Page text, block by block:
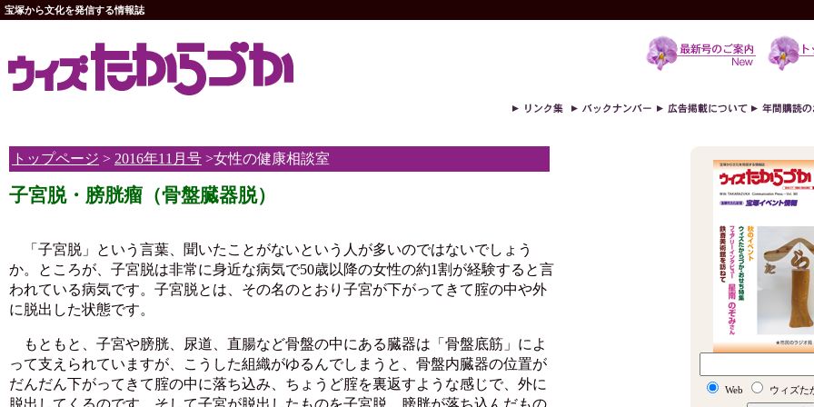
宝塚から文化を発信する情報誌
トップページ > 2016年11月号 >女性の健康相談室
子宮脱・膀胱瘤（骨盤臓器脱）
「子宮脱」という言葉、聞いたことがないという人が多いのではないでしょう
か。ところが、子宮脱は非常に身近な病気で50歳以降の女性の約1割が経験すると言
われている病気です。子宮脱とは、その名のとおり子宮が下がってきて腟の中や外
に脱出した状態です。
もともと、子宮や膀胱、尿道、直腸など骨盤の中にある臓器は「骨盤底筋」によ
って支えられていますが、こうした組織がゆるんでしまうと、骨盤内臓器の位置が
だんだん下がってきて腟の中に落ち込み、ちょうど腟を裏返すような感じで、外に
脱出してくるのです。そして子宮が脱出したものを子宮脱、膀胱が落ち込んだもの
Web ウィズた